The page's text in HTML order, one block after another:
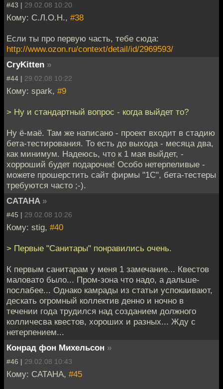
#43 | 29.02.08 10:20
Кому: С.Л.О.Н., #38
Если ты про первую часть, тебе сюда:
http://www.ozon.ru/context/detail/id/2969593/
CryKitten »
#44 | 29.02.08 10:22
Кому: spark, #9
> Ну и стандартный вопрос - когда выйдет то?
Ну ё-маё. Там же написано - проект входит в стадию
бета-тестирования. То есть до выхода - месяца два,
как минимум. Надеюсь, что к 1 мая выйдет, -
хорроший будет подарочек! Особо нетерпеливые -
можете прошерстить сайт фирмы "1С", бета-тестеры
требуются часто ;-).
CATAHA »
#45 | 29.02.08 10:26
Кому: stig, #40
> Первые "Санитары" понравились очень.
К первым санитарам у меня 1 замечание... Квестов
маловато было... Пром-зона что надо, а дальше-
послабее... Однако камрады из статьи успокаивают,
дескать огромный коллектив денно и ночно в
течении года трудился над созданием должного
колличесва квестов, хороших и разных... Жду с
нетерпением...
Конрад фон Михельсон »
#46 | 29.02.08 10:43
Кому: CATAHA, #45